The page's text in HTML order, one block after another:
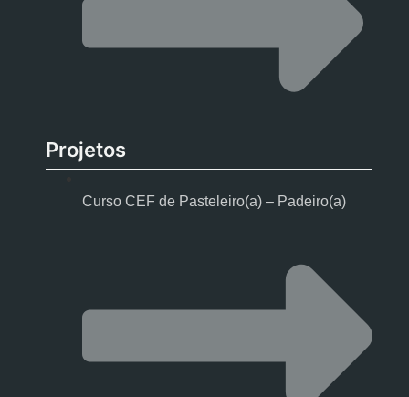
Curso CEF de Pasteleiro(a) – Padeiro(a)
Projetos